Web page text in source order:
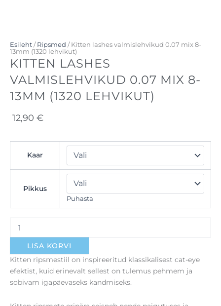
Esileht / Ripsmed / Kitten lashes valmislehvikud 0.07 mix 8-
13mm (1320 lehvikut)
KITTEN LASHES
VALMISLEHVIKUD 0.07 MIX 8-
13MM (1320 LEHVIKUT)
12,90 €
Kaar
Pikkus
Puhasta
lashes
lehvikut)
LISA KORVI
Kitten ripsmestiil on inspireeritud klassikalisest cat-eye
efektist, kuid erinevalt sellest on tulemus pehmem ja
sobivam igapäevaseks kandmiseks.